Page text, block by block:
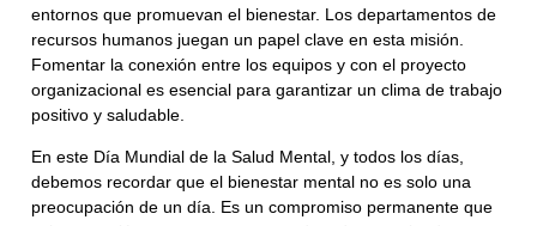
entornos que promuevan el bienestar. Los departamentos de
recursos humanos juegan un papel clave en esta misión.
Fomentar la conexión entre los equipos y con el proyecto
organizacional es esencial para garantizar un clima de trabajo
positivo y saludable.
En este Día Mundial de la Salud Mental, y todos los días,
debemos recordar que el bienestar mental no es solo una
preocupación de un día. Es un compromiso permanente que